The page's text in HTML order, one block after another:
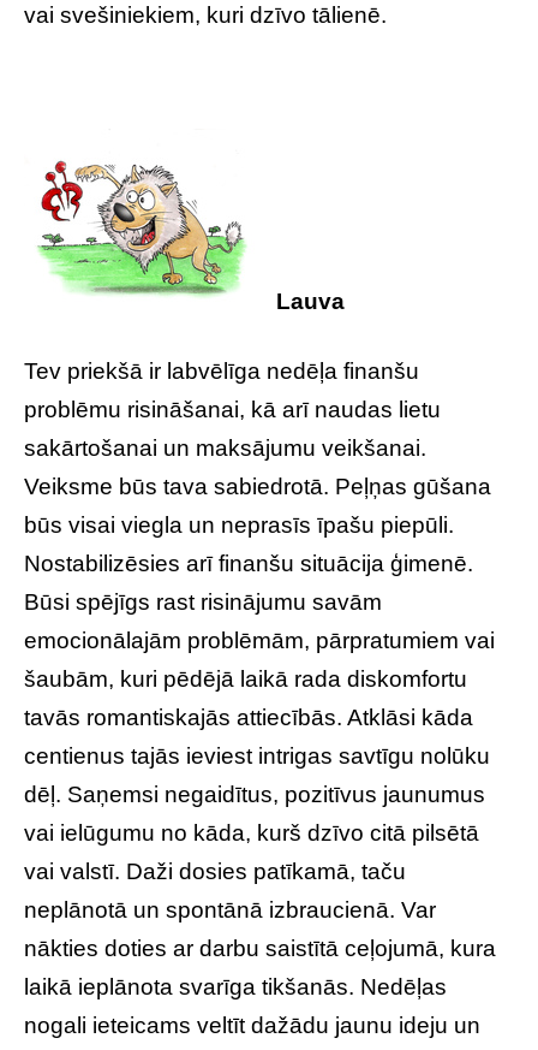
vai svešiniekiem, kuri dzīvo tālienē.
Lauva
Tev priekšā ir labvēlīga nedēļa finanšu
problēmu risināšanai, kā arī naudas lietu
sakārtošanai un maksājumu veikšanai.
Veiksme būs tava sabiedrotā. Peļņas gūšana
būs visai viegla un neprasīs īpašu piepūli.
Nostabilizēsies arī finanšu situācija ģimenē.
Būsi spējīgs rast risinājumu savām
emocionālajām problēmām, pārpratumiem vai
šaubām, kuri pēdējā laikā rada diskomfortu
tavās romantiskajās attiecībās. Atklāsi kāda
centienus tajās ieviest intrigas savtīgu nolūku
dēļ. Saņemsi negaidītus, pozitīvus jaunumus
vai ielūgumu no kāda, kurš dzīvo citā pilsētā
vai valstī. Daži dosies patīkamā, taču
neplānotā un spontānā izbraucienā. Var
nākties doties ar darbu saistītā ceļojumā, kura
laikā ieplānota svarīga tikšanās. Nedēļas
nogali ieteicams veltīt dažādu jaunu ideju un